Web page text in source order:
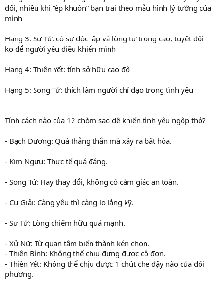
đối, nhiều khi “ép khuôn” bạn trai theo mẫu hình lý tưởng của
mình
Hạng 3: Sư Tử: có sự độc lập và lòng tự trọng cao, tuyệt đối
ko để người yêu điều khiển mình
Hạng 4: Thiên Yết: tính sở hữu cao độ
Hạng 5: Song Tử: thích làm người chỉ đạo trong tình yêu
Tính cách nào của 12 chòm sao dễ khiến tình yêu ngộp thở?
- Bạch Dương: Quá thẳng thắn mà xảy ra bất hòa.
- Kim Ngưu: Thực tế quá đáng.
- Song Tử: Hay thay đổi, không có cảm giác an toàn.
- Cự Giải: Càng yêu thì càng lo lắng kỹ.
- Sư Tử: Lòng chiếm hữu quá mạnh.
- Xử Nữ: Từ quan tâm biến thành kén chọn.
- Thiên Bình: Không thể chịu đựng được cô đơn.
- Thiên Yết: Không thể chịu được 1 chút che đậy nào của đối
phương.